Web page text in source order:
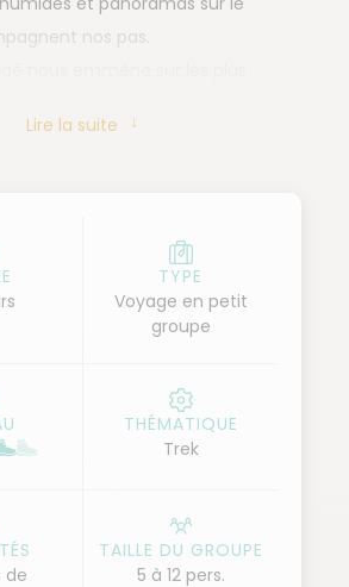
nos pas.
Chaparrastique, en passant par le
totale, avec des étapes
km et plus de 1000 mètres de
ce circuit nous plonge dans
naturels, traditions rurales et
Des forêts et cascades aux
centrale, brut, chaleureux
Lire la suite
TYPE
Voyage en petit
groupe
THÉMATIQUE
Trek
de
TAILLE DU GROUPE
5 à 12 pers.